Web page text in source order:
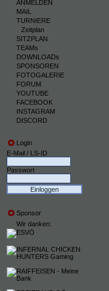
ANMELDEN
MAIL
TURNIERE
Zeitplan
SITZPLAN
TEAMs
DOWNLOADs
SPONSOREN
FOTOGALERIE
FORUM
YOUTUBE
FACEBOOK
INSTAGRAM
DISCORD
Login
E-Mail / LS-ID
Passwort
Sponsor
Wir danken: